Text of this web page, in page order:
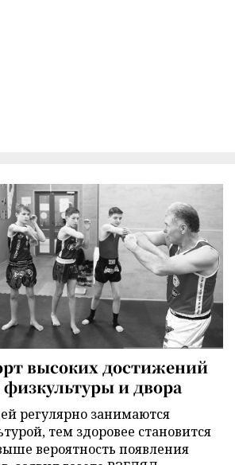
высоких достижений
физкультуры и двора
регулярно занимаются
тем здоровее становится
вероятность появления